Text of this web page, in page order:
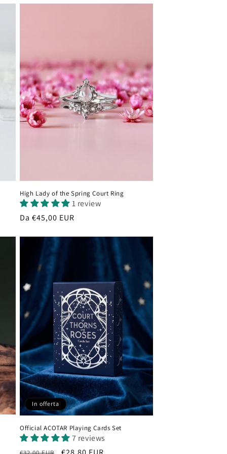
High Lady of the Spring Court Ring
1 review
Prezzo
Da €45,00 EUR
In offerta
Official ACOTAR Playing Cards Set
7 reviews